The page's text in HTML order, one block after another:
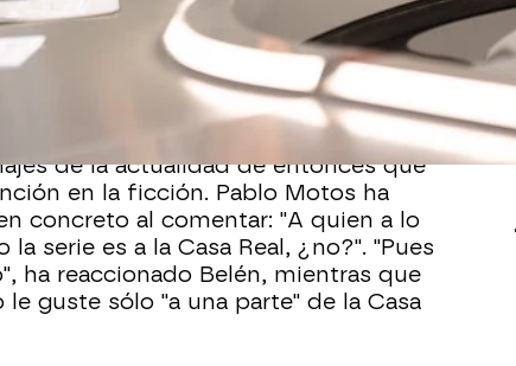
serie de
de la
los dos primeros capítulos en
basada en la mediática pareja que
Rey
durante los años
lo que rodeó sus vidas.
de la actualidad de entonces que
en la ficción. Pablo Motos ha
concreto al comentar: "A quien a lo
serie es a la Casa Real, ¿no?". "Pues
ha reaccionado Belén, mientras que
guste sólo "a una parte" de la Casa